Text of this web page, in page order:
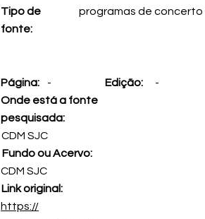
Tipo de
fonte:
programas de concerto
Página: - Edição: -
Onde está a fonte
pesquisada:
CDM SJC
Fundo ou Acervo:
CDM SJC
Link original:
https://